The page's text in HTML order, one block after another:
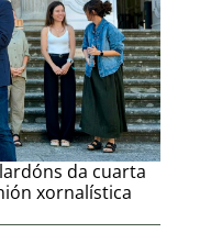
da cuarta
xornalística